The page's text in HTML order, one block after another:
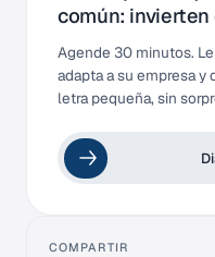
común:
Agende 30 minutos.
adapta a su empresa y
letra pequeña, sin
COMPARTIR